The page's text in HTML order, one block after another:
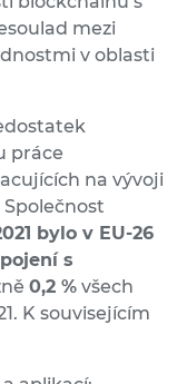
mezi
v oblasti
práce
na vývoji
bylo v EU-26
s
0,2 % všech
K souvisejícím